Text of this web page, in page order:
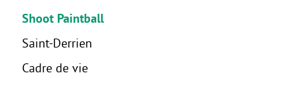
Shoot Paintball
Saint-Derrien
Cadre de vie